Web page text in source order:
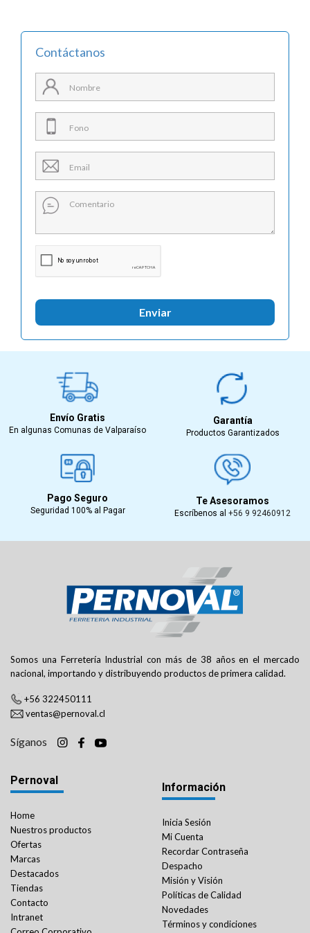
Contáctanos
Enviar
Envío Gratis
En algunas Comunas de Valparaíso
Garantía
Productos Garantizados
Pago Seguro
Seguridad 100% al Pagar
Te Asesoramos
Escríbenos al +56 9 92460912
Somos una Ferretería Industrial con más de 38 años en el mercado
nacional, importando y distribuyendo productos de primera calidad.
+56 322450111
ventas@pernoval.cl
Síganos
Pernoval
Home
Nuestros productos
Ofertas
Marcas
Destacados
Tiendas
Contacto
Intranet
Información
Inicia Sesión
Mi Cuenta
Recordar Contraseña
Despacho
Misión y Visión
Políticas de Calidad
Novedades
Términos y condiciones